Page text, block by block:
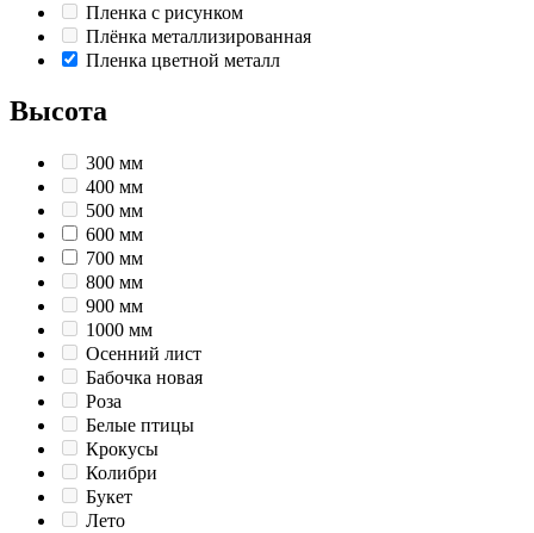
Пленка с рисунком
Плёнка металлизированная
Пленка цветной металл
Высота
300 мм
400 мм
500 мм
600 мм
700 мм
800 мм
900 мм
1000 мм
Осенний лист
Бабочка новая
Роза
Белые птицы
Крокусы
Колибри
Букет
Лето